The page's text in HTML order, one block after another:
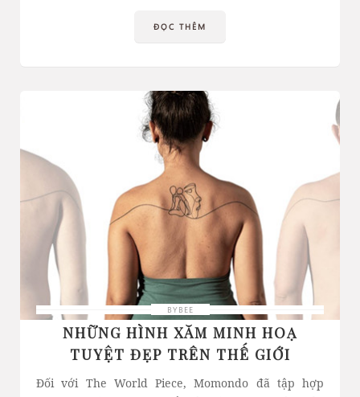
ĐỌC THÊM
BYBEE
NHỮNG HÌNH XĂM MINH HOẠ
TUYỆT ĐẸP TRÊN THẾ GIỚI
Đối với The World Piece, Momondo đã tập hợp